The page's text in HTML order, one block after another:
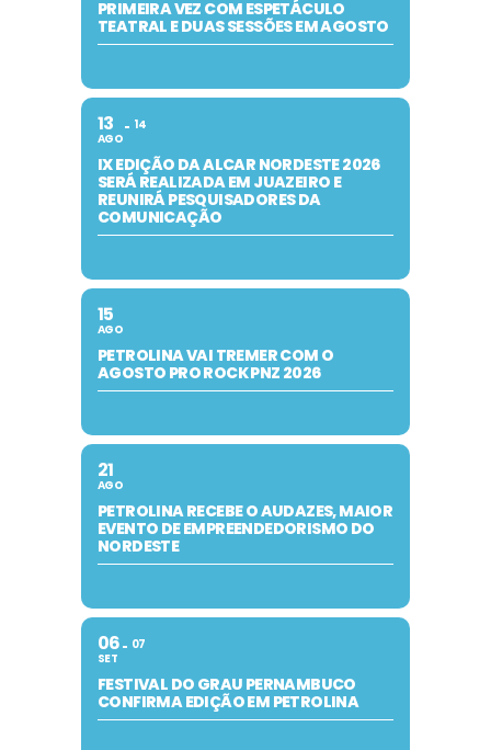
PRIMEIRA VEZ COM ESPETÁCULO
TEATRAL E DUAS SESSÕES EM AGOSTO
13
AGO
14
IX EDIÇÃO DA ALCAR NORDESTE 2026
SERÁ REALIZADA EM JUAZEIRO E
REUNIRÁ PESQUISADORES DA
COMUNICAÇÃO
15
AGO
PETROLINA VAI TREMER COM O
AGOSTO PRO ROCK PNZ 2026
21
AGO
PETROLINA RECEBE O AUDAZES, MAIOR
EVENTO DE EMPREENDEDORISMO DO
NORDESTE
06
SET
07
FESTIVAL DO GRAU PERNAMBUCO
CONFIRMA EDIÇÃO EM PETROLINA